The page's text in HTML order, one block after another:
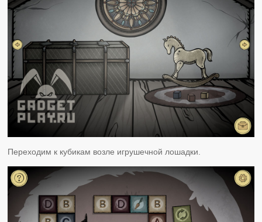
Переходим к кубикам возле игрушечной лошадки.